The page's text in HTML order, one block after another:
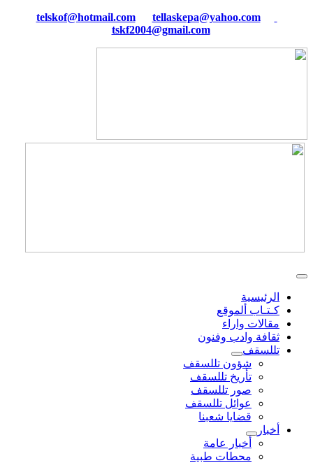
tellaskepa@yahoo.com
tskf2004@gmail.com
الرئيسية
كـتـاب ألموقع
مقالات واراء
ثقافة وادب وفنون
تللسقف
شؤون تللسقف
تأريخ تللسقف
صور تللسقف
عوائل تللسقف
قضايا شعبنا
أخبار
أخبار عامة
محطات طبية